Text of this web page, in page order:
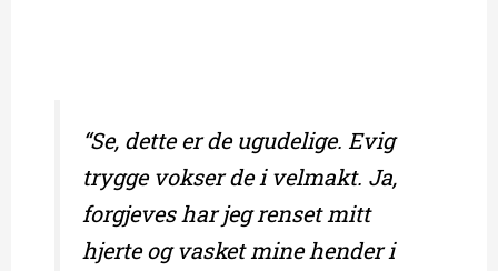
“Se, dette er de ugudelige. Evig
trygge vokser de i velmakt. Ja,
forgjeves har jeg renset mitt
hjerte og vasket mine hender i